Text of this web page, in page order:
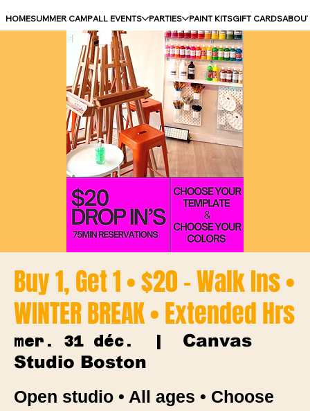
HOMESUMMER CAMPALL EVENTS PARTIES PAINT KITSGIFT CARDS
Buy 1, Get 1 • $20 - Walk Ins •
WINTER BREAK • Extended Hrs
mer. 31 déc.
  |
Canvas
Studio Boston
Open studio • All ages • Choose